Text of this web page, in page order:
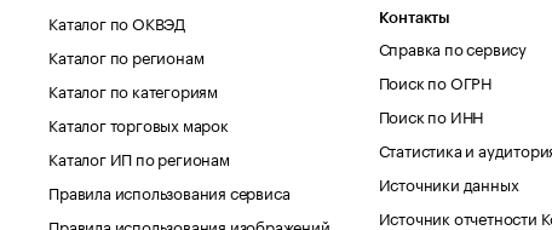
Каталог по ОКВЭД
Каталог по регионам
Каталог по категориям
Каталог торговых марок
Каталог ИП по регионам
Правила использования сервиса
Правила использования изображений
Контакты
Справка по сервису
Поиск по ОГРН
Поиск по ИНН
Статистика и
Источники данных
Источник отчетности